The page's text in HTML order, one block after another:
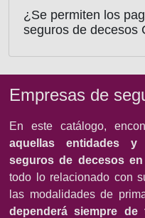
¿Se permiten los
seguros de decesos
Empresas de
En este catálogo,
aquellas entidades y
seguros de decesos
todo lo relacionado con
las modalidades de
dependerá siempre